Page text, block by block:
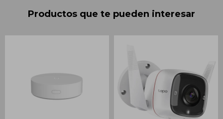
Productos que te pueden interesar